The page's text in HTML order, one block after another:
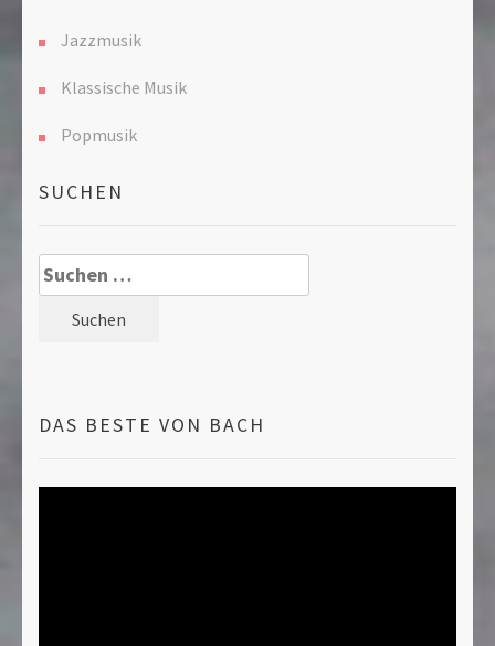
Jazzmusik
Klassische Musik
Popmusik
SUCHEN
Suche
nach:
DAS BESTE VON BACH